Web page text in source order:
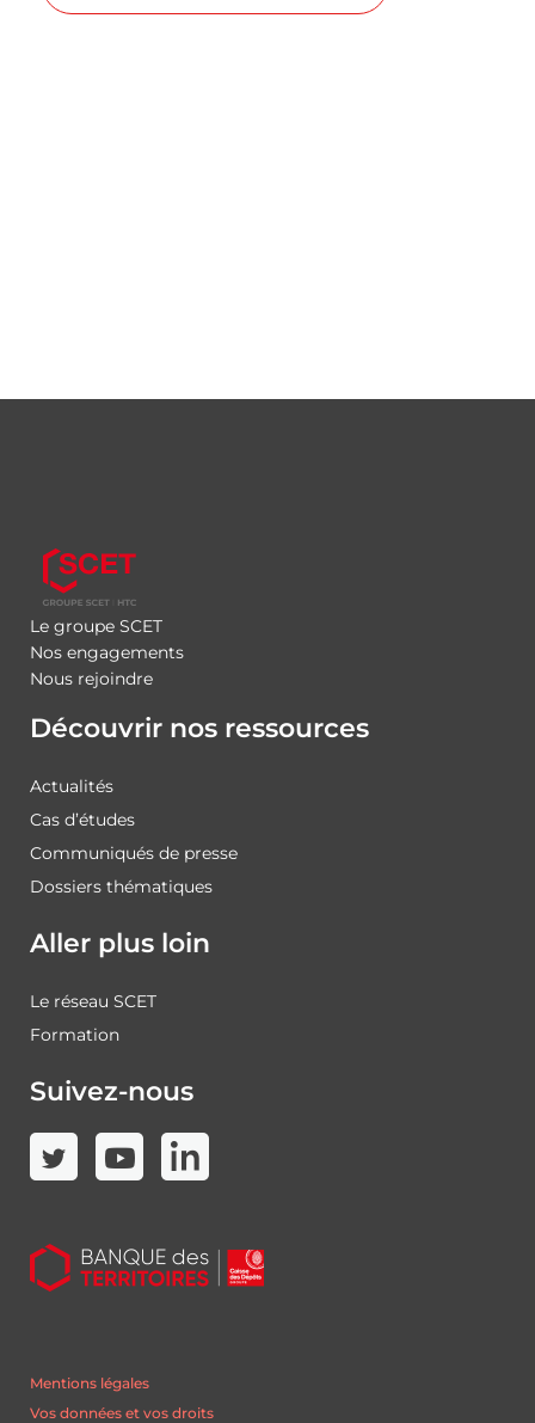
Le groupe SCET
Nos engagements
Nous rejoindre
Découvrir nos ressources
Actualités
Cas d’études
Communiqués de presse
Dossiers thématiques
Aller plus loin
Le réseau SCET
Formation
Suivez-nous
Mentions légales
Vos données et vos droits